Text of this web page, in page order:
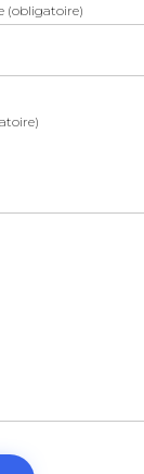
(obligatoire)